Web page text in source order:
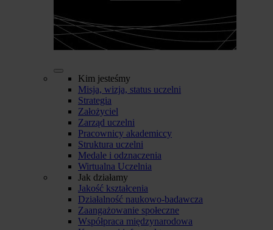
Kim jesteśmy
Misja, wizja, status uczelni
Strategia
Założyciel
Zarząd uczelni
Pracownicy akademiccy
Struktura uczelni
Medale i odznaczenia
Wirtualna Uczelnia
Jak działamy
Jakość kształcenia
Działalność naukowo-badawcza
Zaangażowanie społeczne
Współpraca międzynarodowa